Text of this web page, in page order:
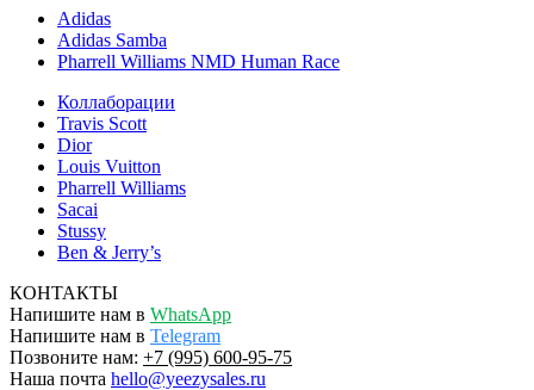
Adidas
Adidas Samba
Pharrell Williams NMD Human Race
Коллаборации
Travis Scott
Dior
Louis Vuitton
Pharrell Williams
Sacai
Stussy
Ben & Jerry’s
КОНТАКТЫ
Напишите нам в WhatsApp
Напишите нам в Telegram
Позвоните нам: +7 (995) 600-95-75
Наша почта hello@yeezysales.ru